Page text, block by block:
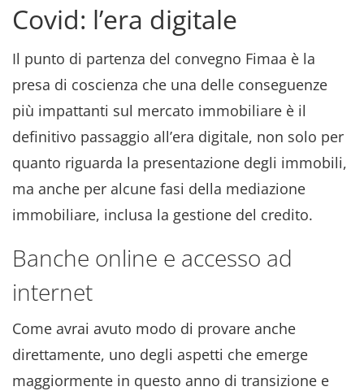
Covid: l’era digitale
Il punto di partenza del convegno Fimaa è la
presa di coscienza che una delle conseguenze
più impattanti sul mercato immobiliare è il
definitivo passaggio all’era digitale, non solo per
quanto riguarda la presentazione degli immobili,
ma anche per alcune fasi della mediazione
immobiliare, inclusa la gestione del credito.
Banche online e accesso ad
internet
Come avrai avuto modo di provare anche
direttamente, uno degli aspetti che emerge
maggiormente in questo anno di transizione e